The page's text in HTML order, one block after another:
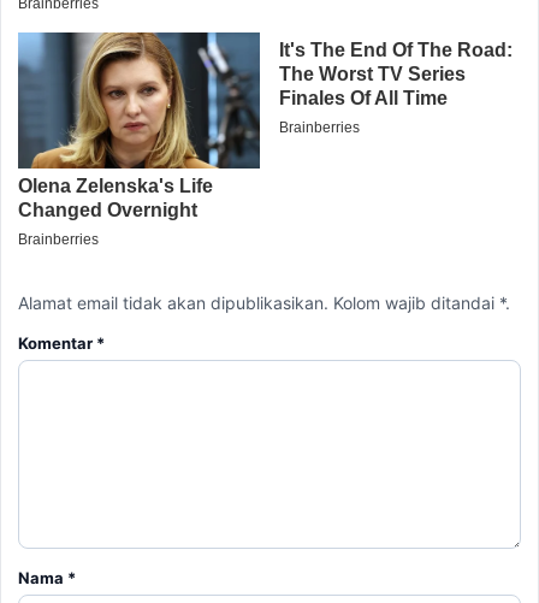
Alamat email tidak akan dipublikasikan. Kolom wajib ditandai *.
Komentar *
Nama *